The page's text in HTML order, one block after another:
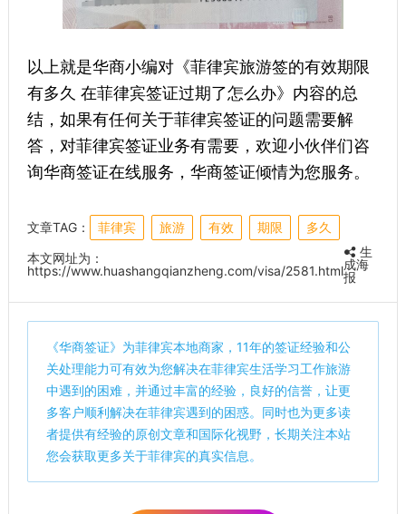
以上就是华商小编对《菲律宾旅游签的有效期限
有多久 在菲律宾签证过期了怎么办》内容的总
结，如果有任何关于菲律宾签证的问题需要解
答，对菲律宾签证业务有需要，欢迎小伙伴们咨
询华商签证在线服务，华商签证倾情为您服务。
文章TAG： 菲律宾 旅游 有效 期限
多久
本文网址为：
https://www.huashangqianzheng.com/visa/2581.html
生
成海
报
《华商签证》为菲律宾本地商家，11年的签证经验和公
关处理能力可有效为您解决在菲律宾生活学习工作旅游
中遇到的困难，并通过丰富的经验，良好的信誉，让更
多客户顺利解决在菲律宾遇到的困惑。同时也为更多读
者提供有经验的原创文章和国际化视野，长期关注本站
您会获取更多关于菲律宾的真实信息。